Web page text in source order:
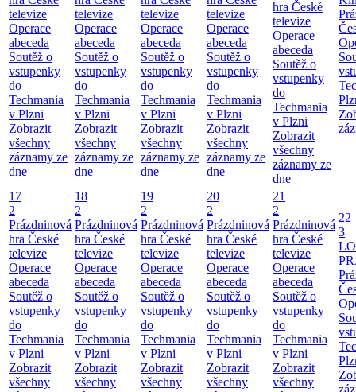
televize
Operace
abeceda
Soutěž o
vstupenky
do
Techmania
v Plzni
Zobrazit
všechny
záznamy ze
dne
televize
Operace
abeceda
Soutěž o
vstupenky
do
Techmania
v Plzni
Zobrazit
všechny
záznamy ze
dne
televize
Operace
abeceda
Soutěž o
vstupenky
do
Techmania
v Plzni
Zobrazit
všechny
záznamy ze
dne
televize
Operace
abeceda
Soutěž o
vstupenky
do
Techmania
v Plzni
Zobrazit
všechny
záznamy ze
dne
hra České
televize
Operace
abeceda
Soutěž o
vstupenky
do
Techmania
v Plzni
Zobrazit
všechny
záznamy ze
dne
17
2
Prázdninová
hra České
televize
Operace
abeceda
Soutěž o
vstupenky
do
Techmania
v Plzni
Zobrazit
všechny
18
2
Prázdninová
hra České
televize
Operace
abeceda
Soutěž o
vstupenky
do
Techmania
v Plzni
Zobrazit
všechny
19
2
Prázdninová
hra České
televize
Operace
abeceda
Soutěž o
vstupenky
do
Techmania
v Plzni
Zobrazit
všechny
20
2
Prázdninová
hra České
televize
Operace
abeceda
Soutěž o
vstupenky
do
Techmania
v Plzni
Zobrazit
všechny
21
2
Prázdninová
hra České
televize
Operace
abeceda
Soutěž o
vstupenky
do
Techmania
v Plzni
Zobrazit
všechny
22
3